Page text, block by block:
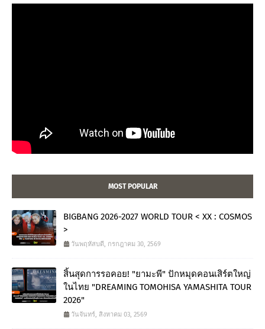
MOST POPULAR
BIGBANG 2026-2027 WORLD TOUR < XX : COSMOS
>
วันพฤหัสบดี, กรกฎาคม 30, 2569
สิ้นสุดการรอคอย! "ยามะพี" ปักหมุดคอนเสิร์ตใหญ่
ในไทย "DREAMING TOMOHISA YAMASHITA TOUR
2026"
วันจันทร์, สิงหาคม 03, 2569